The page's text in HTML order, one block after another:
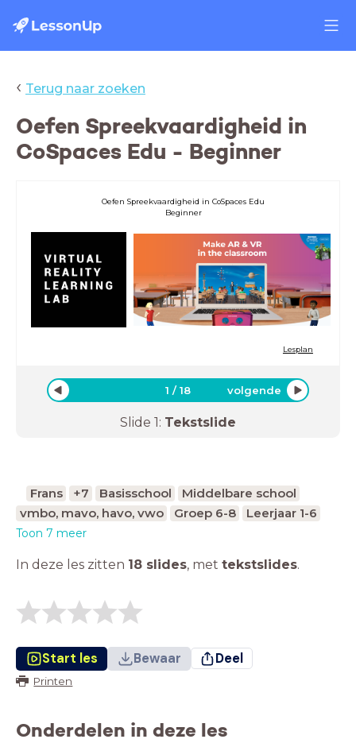
‹ Terug naar zoeken
Oefen Spreekvaardigheid in
CoSpaces Edu - Beginner
Oefen Spreekvaardigheid in CoSpaces Edu
Beginner
Lesplan
1 /18 volgende
Slide 1: Tekstslide
Frans +7 Basisschool
Middelbare school
vmbo, mavo, havo, vwo
Groep 6-8 Leerjaar 1-6
Toon 7 meer
In deze les zitten 18 slides, met tekstslides.
Start les Bewaar Deel
Printen
Onderdelen in deze les